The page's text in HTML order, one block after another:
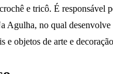
e tricô. É responsável
Agulha, no qual desenvolve
e objetos de arte e